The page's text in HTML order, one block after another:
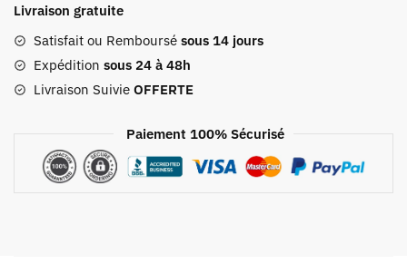
Dos
Rose
Livraison gratuite
Satisfait ou Remboursé sous 14 jours
Expédition sous 24 à 48h
Livraison Suivie OFFERTE
Paiement 100% Sécurisé